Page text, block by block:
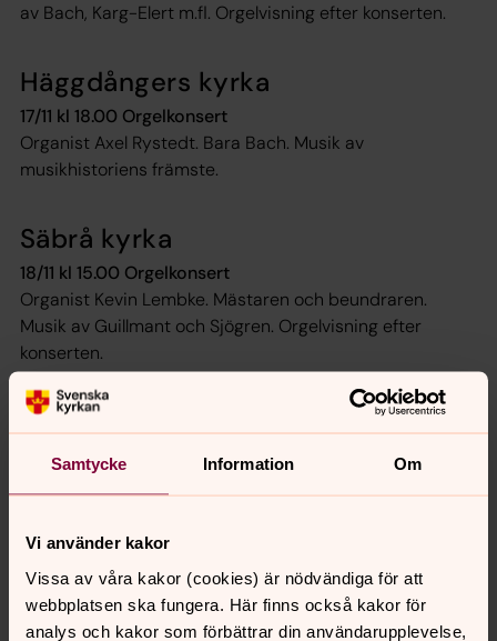
Samtycke Information Om
Vi använder kakor
Vissa av våra kakor (cookies) är nödvändiga för att
webbplatsen ska fungera. Här finns också kakor för
analys och kakor som förbättrar din användarupplevelse,
av Bach, Karg-Elert m.fl. Orgelvisning efter konserten.
Häggdångers kyrka
17/11 kl 18.00 Orgelkonsert
Organist Axel Rystedt. Bara Bach. Musik av
musikhistoriens främste.
Säbrå kyrka
18/11 kl 15.00 Orgelkonsert
Organist Kevin Lembke. Mästaren och beundraren.
Musik av Guillmant och Sjögren. Orgelvisning efter
konserten.
Stigsjö kyrka
18/11 kl 17.30 Orgelkonsert